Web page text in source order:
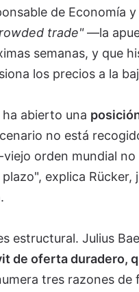
de Economía
trade"—la
semanas, y que
los precios a la
abierto una
no está
orden mundial
explica
estructural. Julius
de oferta duradero,
tres razones de